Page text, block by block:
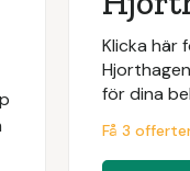
Klicka här
för dina
Få 3